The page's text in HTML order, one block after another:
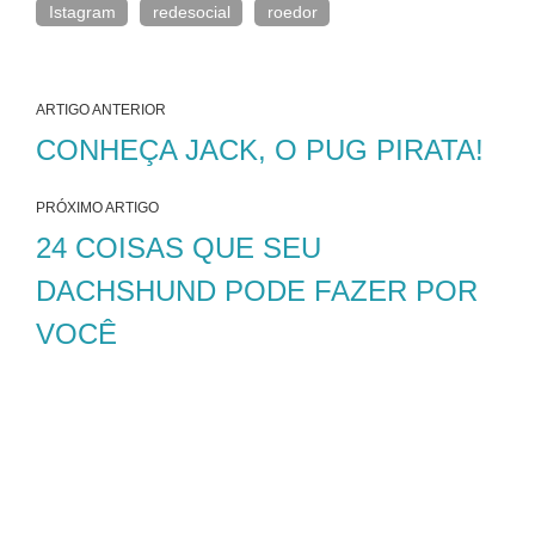
Istagram redesocial roedor
ARTIGO ANTERIOR
CONHEÇA JACK, O PUG PIRATA!
PRÓXIMO ARTIGO
24 COISAS QUE SEU
DACHSHUND PODE FAZER POR
VOCÊ